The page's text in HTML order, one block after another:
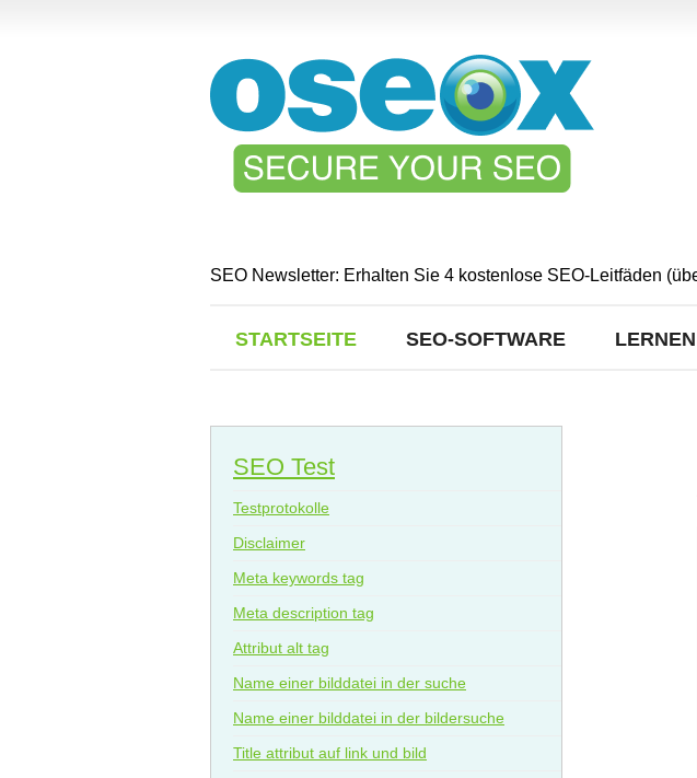
SEO Newsletter: Erhalten Sie 4 kostenlose SEO-Leitfäden
STARTSEITE SEO-SOFTWARE
SEO Test
Testprotokolle
Disclaimer
Meta keywords tag
Meta description tag
Attribut alt tag
Name einer bilddatei in der suche
Name einer bilddatei in der bildersuche
Title attribut auf link und bild